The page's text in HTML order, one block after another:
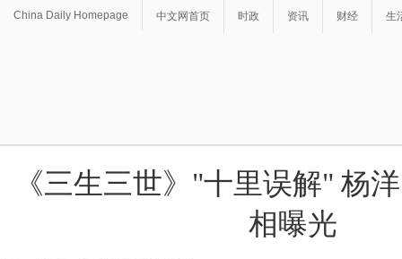
China Daily Homepage 中文网首页 时政 资讯 财经 生
《三生三世》"十里误解" 杨
相曝光